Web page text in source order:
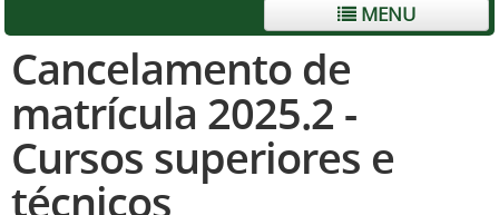
MENU
Cancelamento de
matrícula 2025.2 -
Cursos superiores e
técnicos